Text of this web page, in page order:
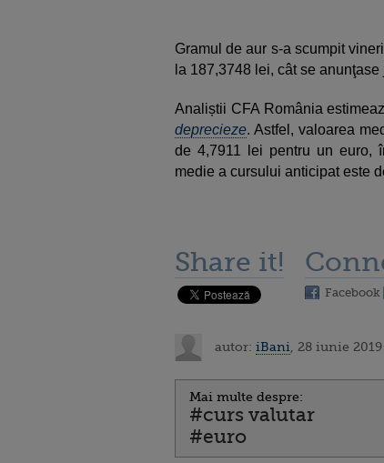
Gramul de aur s-a scumpit
la 187,3748 lei, cât se anunţase
Analiștii CFA România
deprecieze. Astfel, valoarea
de 4,7911 lei pentru un euro,
medie a cursului anticipat este
Share it!
Facebook
autor: iBani , 28 iunie
Mai multe despre:
#curs valutar
#euro